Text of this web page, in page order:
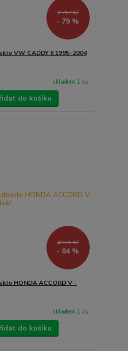
3 717 Kč
- 79 %
VW CADDY II 1995-2004
skladem 1 ks
do košíku
4 881 Kč
- 84 %
HONDA ACCORD V -
skladem 1 ks
do košíku